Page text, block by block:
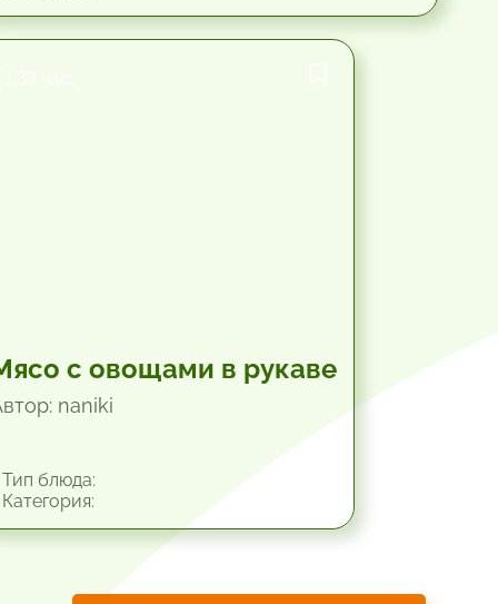
с овощами в рукаве
naniki
блюда: